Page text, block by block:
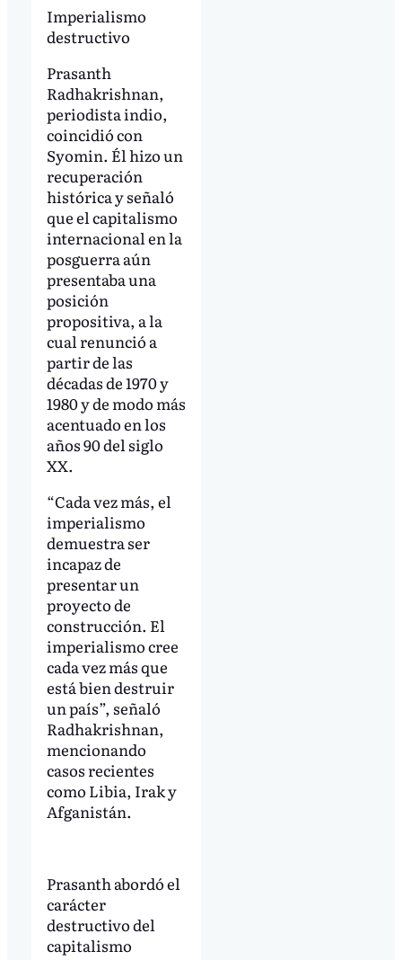
Imperialismo
destructivo
Prasanth
Radhakrishnan,
periodista indio,
coincidió con
Syomin. Él hizo un
recuperación
histórica y señaló
que el capitalismo
internacional en la
posguerra aún
presentaba una
posición
propositiva, a la
cual renunció a
partir de las
décadas de 1970 y
1980 y de modo más
acentuado en los
años 90 del siglo
XX.
“Cada vez más, el
imperialismo
demuestra ser
incapaz de
presentar un
proyecto de
construcción. El
imperialismo cree
cada vez más que
está bien destruir
un país”, señaló
Radhakrishnan,
mencionando
casos recientes
como Libia, Irak y
Afganistán.
Prasanth abordó el
carácter
destructivo del
capitalismo